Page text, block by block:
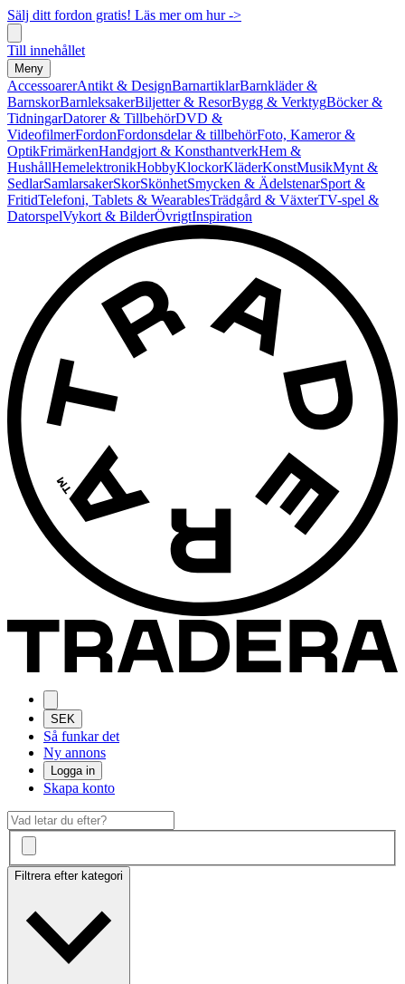
Sälj ditt fordon gratis! Läs mer om hur ->
Till innehållet
Meny
AccessoarerAntikt & DesignBarnartiklarBarnkläder &
BarnskorBarnleksakerBiljetter & ResorBygg & VerktygBöcker &
TidningarDatorer & TillbehörDVD &
VideofilmerFordonFordonsdelar & tillbehörFoto, Kameror &
OptikFrimärkenHandgjort & KonsthantverkHem &
HushållHemelektronikHobbyKlockorKläderKonstMusikMynt &
SedlarSamlarsakerSkorSkönhetSmycken & ÄdelstenarSport &
FritidTelefoni, Tablets & WearablesTrädgård & VäxterTV-spel &
DatorspelVykort & BilderÖvrigtInspiration
SEK
Så funkar det
Ny annons
Logga in
Skapa konto
Filtrera efter kategori